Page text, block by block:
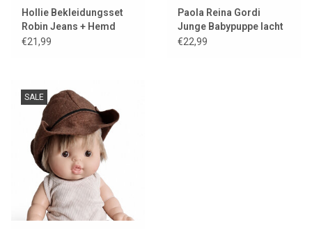
Hollie Bekleidungsset
Robin Jeans + Hemd
bordeaux für Gordi
€21,99
Paola Reina Gordi
Junge Babypuppe lacht
€22,99
SALE